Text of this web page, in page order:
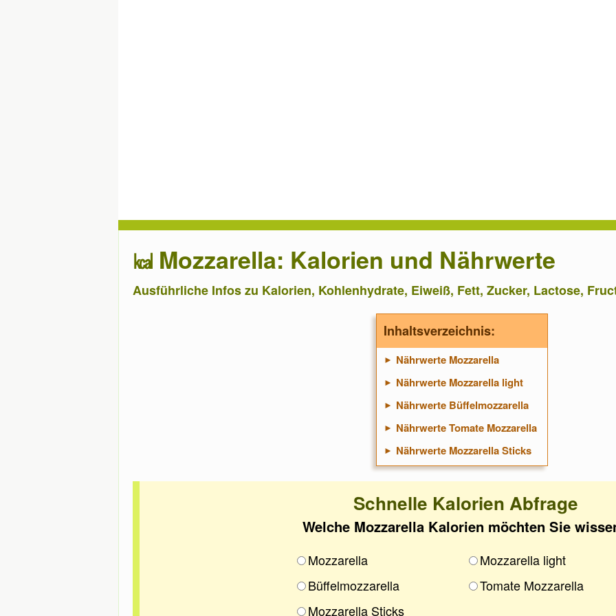
Mozzarella: Kalorien und Nährwerte
Ausführliche Infos zu Kalorien, Kohlenhydrate, Eiweiß, Fett, Zucker, Lactose,
Inhaltsverzeichnis:
Nährwerte Mozzarella
Nährwerte Mozzarella light
Nährwerte Büffelmozzarella
Nährwerte Tomate Mozzarella
Nährwerte Mozzarella Sticks
Schnelle Kalorien Abfrage
Welche Mozzarella Kalorien möchten Sie
Mozzarella
Mozzarella light
Büffelmozzarella
Tomate Mozzarella
Mozzarella Sticks